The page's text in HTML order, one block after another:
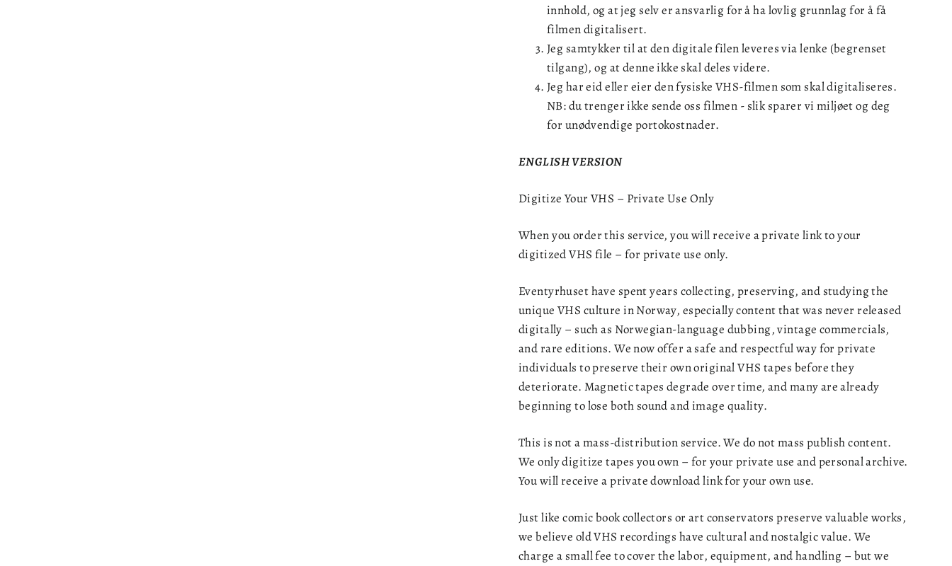
innhold, og at jeg selv er ansvarlig for å ha lovlig grunnlag for å få
filmen digitalisert.
Jeg samtykker til at den digitale filen leveres via lenke (begrenset
tilgang), og at denne ikke skal deles videre.
Jeg har eid eller eier den fysiske VHS-filmen som skal digitaliseres.
NB: du trenger ikke sende oss filmen - slik sparer vi miljøet og deg
for unødvendige portokostnader.
ENGLISH VERSION
Digitize Your VHS – Private Use Only
When you order this service, you will receive a private link to your
digitized VHS file – for private use only.
Eventyrhuset have spent years collecting, preserving, and studying the
unique VHS culture in Norway, especially content that was never released
digitally – such as Norwegian-language dubbing, vintage commercials,
and rare editions. We now offer a safe and respectful way for private
individuals to preserve their own original VHS tapes before they
deteriorate. Magnetic tapes degrade over time, and many are already
beginning to lose both sound and image quality.
This is not a mass-distribution service. We do not mass publish content.
We only digitize tapes you own – for your private use and personal archive.
You will receive a private download link for your own use.
Just like comic book collectors or art conservators preserve valuable works,
we believe old VHS recordings have cultural and nostalgic value. We
charge a small fee to cover the labor, equipment, and handling – but we